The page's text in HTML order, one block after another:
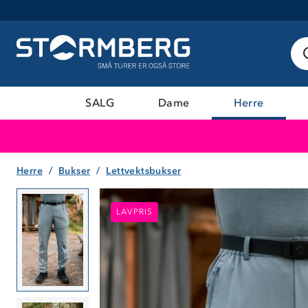
SALG Dame Herre
Herre Bukser Lettvektsbukser
LAVPRIS
LAVPRIS